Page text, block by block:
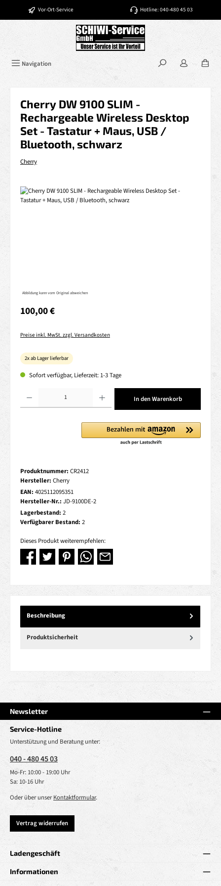
Zum Hauptinhalt springen
Vor-Ort-Service Hotline: 040-480 45 03
Navigation
Cherry DW 9100 SLIM -
Rechargeable Wireless Desktop
Set - Tastatur + Maus, USB /
Bluetooth, schwarz
Cherry
Bildergalerie überspringen
Abbildung kann vom Original abweichen
Regulärer Preis:
100,00 €
Preise inkl. MwSt. zzgl. Versandkosten
2x ab Lager lieferbar
Sofort verfügbar, Lieferzeit: 1-3 Tage
In den Warenkorb
Produktnummer: CR2412
Hersteller: Cherry
EAN: 4025112095351
Hersteller-Nr.: JD-9100DE-2
Lagerbestand: 2
Verfügbarer Bestand: 2
Dieses Produkt weiterempfehlen:
Beschreibung
Produktsicherheit
Newsletter
Service-Hotline
Unterstützung und Beratung unter:
040 - 480 45 03
Mo-Fr: 10:00 - 19:00 Uhr
Sa: 10-16 Uhr
Oder über unserKontaktformular.
Vertrag widerrufen
Ladengeschäft
Informationen